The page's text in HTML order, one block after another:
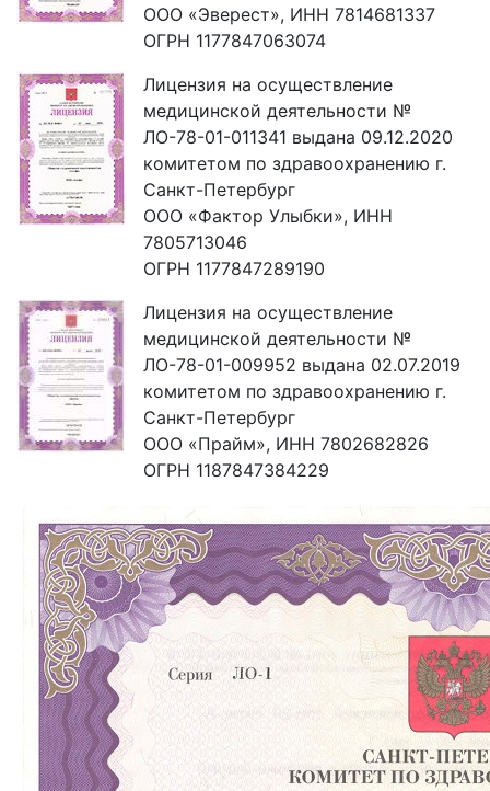
ООО «Эверест», ИНН 7814681337
ОГРН 1177847063074
Лицензия на осуществление
медицинской деятельности №
ЛО-78-01-011341 выдана 09.12.2020
комитетом по здравоохранению г.
Санкт-Петербург
ООО «Фактор Улыбки», ИНН
7805713046
ОГРН 1177847289190
Лицензия на осуществление
медицинской деятельности №
ЛО-78-01-009952 выдана 02.07.2019
комитетом по здравоохранению г.
Санкт-Петербург
ООО «Прайм», ИНН 7802682826
ОГРН 1187847384229